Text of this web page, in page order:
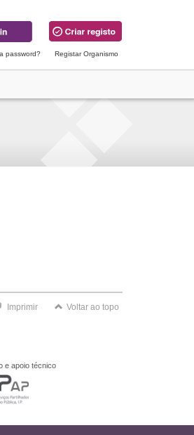
password? Registar Organismo
Imprimir Voltar ao topo
e apoio técnico